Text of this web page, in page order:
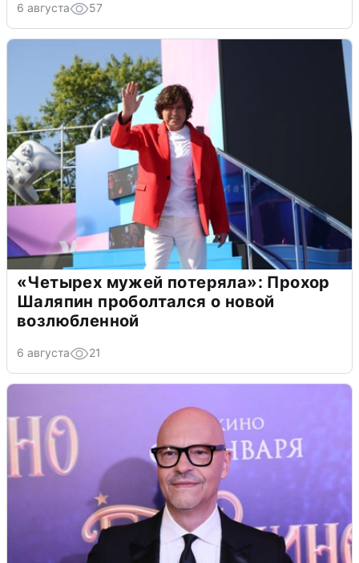
6 августа 57
«Четырех мужей потеряла»: Прохор
Шаляпин проболтался о новой
возлюбленной
6 августа 21